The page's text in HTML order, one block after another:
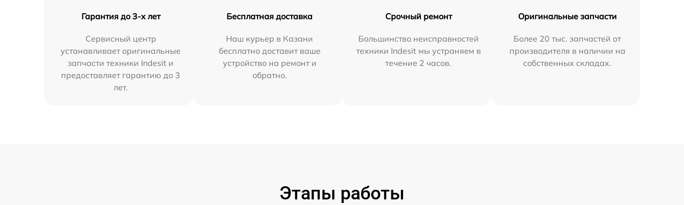
Гарантия до 3-х лет
Сервисный центр
устанавливает оригинальные
запчасти техники Indesit и
предоставляет гарантию до 3
лет.
Бесплатная доставка
Наш курьер в Казани
бесплатно доставит ваше
устройство на ремонт и
обратно.
Срочный ремонт
Большинство неисправностей
техники Indesit мы устраняем в
течение 2 часов.
Оригинальные запчасти
Более 20 тыс. запчастей от
производителя в наличии на
собственных складах.
Этапы работы